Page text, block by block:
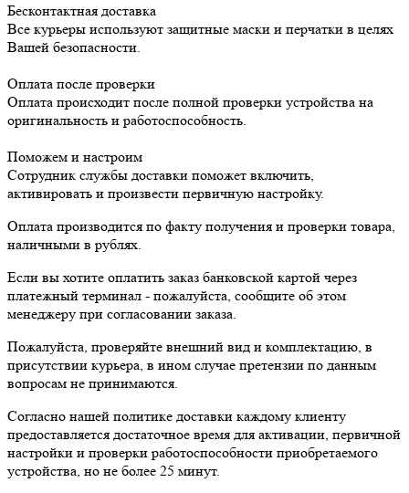
Бесконтактная доставка
Все курьеры используют защитные маски и перчатки в целях
Вашей безопасности.
Оплата после проверки
Оплата происходит после полной проверки устройства на
оригинальность и работоспособность.
Поможем и настроим
Сотрудник службы доставки поможет включить,
активировать и произвести первичную настройку.
Оплата производится по факту получения и проверки товара,
наличными в рублях.
Если вы хотите оплатить заказ банковской картой через
платежный терминал - пожалуйста, сообщите об этом
менеджеру при согласовании заказа.
Пожалуйста, проверяйте внешний вид и комплектацию, в
присутствии курьера, в ином случае претензии по данным
вопросам не принимаются.
Согласно нашей политике доставки каждому клиенту
предоставляется достаточное время для активации, первичной
настройки и проверки работоспособности приобретаемого
устройства, но не более 25 минут.